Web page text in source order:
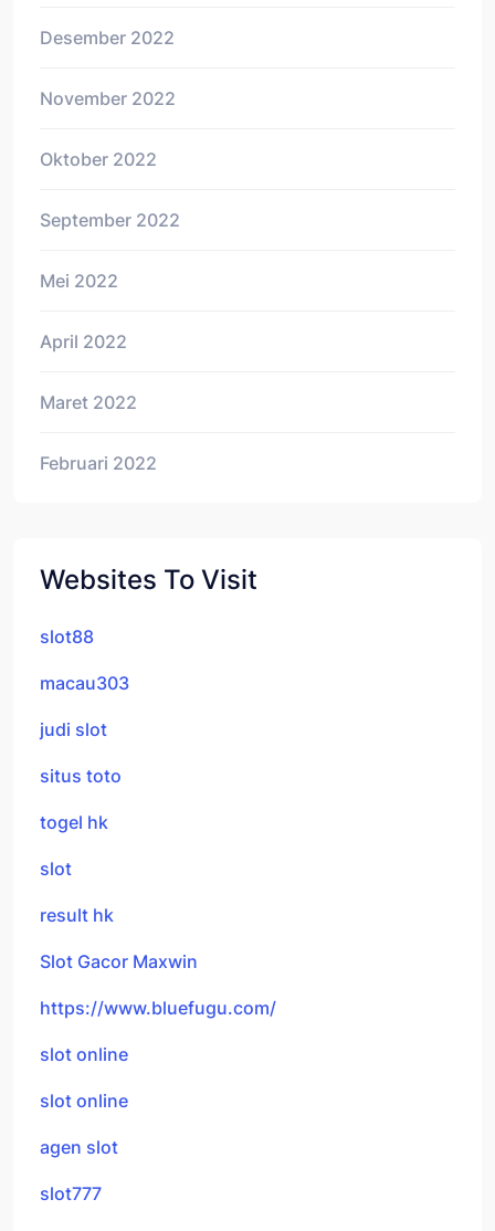
Desember 2022
November 2022
Oktober 2022
September 2022
Mei 2022
April 2022
Maret 2022
Februari 2022
Websites To Visit
slot88
macau303
judi slot
situs toto
togel hk
slot
result hk
Slot Gacor Maxwin
https://www.bluefugu.com/
slot online
slot online
agen slot
slot777